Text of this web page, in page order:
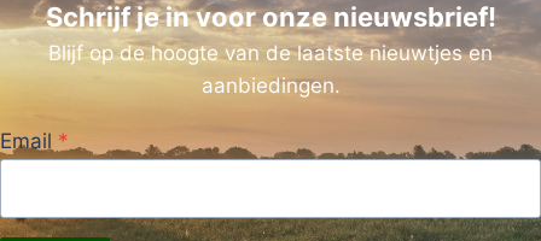
Schrijf je in voor onze nieuwsbrief!
Blijf op de hoogte van de laatste nieuwtjes en
aanbiedingen.
Email *